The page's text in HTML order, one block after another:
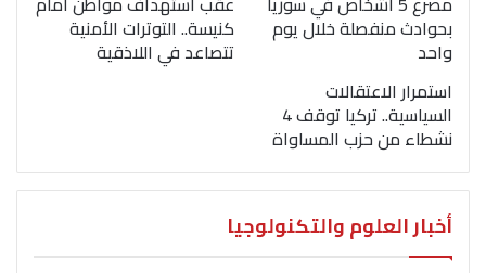
بحوادث منفصلة خلال يوم
واحد
كنيسة.. التوترات الأمنية
تتصاعد في اللاذقية
استمرار الاعتقالات
السياسية.. تركيا توقف 4
نشطاء من حزب المساواة
أخبار العلوم والتكنولوجيا